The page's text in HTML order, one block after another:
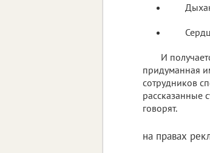
И
придуманная
сотрудников
рассказанные
говорят.
на правах